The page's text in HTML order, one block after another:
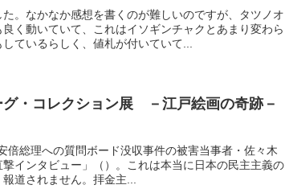
。なかなか感想を書くのが難しいのですが、タツノオ
く動いていて、これはイソギンチャクとあまり変わら
ているらしく、値札が付いていて...
・コレクション展 －江戸絵画の奇跡－
倍総理への質問ボード没収事件の被害当事者・佐々木
インタビュー」（）。これは本当に日本の民主主義の
道されません。拝金主...